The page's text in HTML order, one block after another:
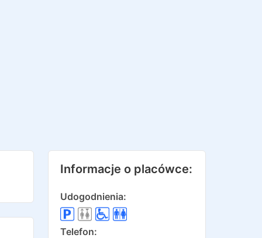
Informacje o placówce:
Udogodnienia:
Telefon: